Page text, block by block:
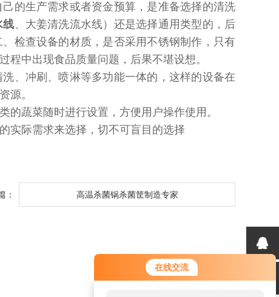
在线交流
的生产需求或者资金预算，是准备选择的清洗
线、大姜清洗流水线）还是选择通用类型的，后
检查设备的材质，是否采用不锈钢制作，只有
中出现食品质量问题，后果不堪设想。
、冲刷、喷淋等多功能一体的，这样的设备在
源。
的蔬菜随时进行设置，方便用户操作使用。
实际需求来选择，切不可盲目的选择
： 高温杀菌锅杀菌筐制造专家